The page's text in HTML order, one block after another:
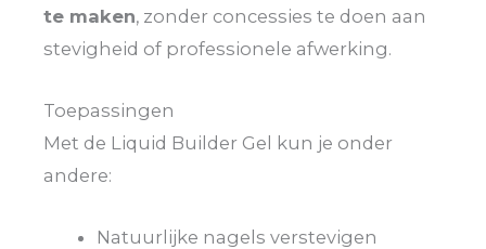
te maken, zonder concessies te doen aan
stevigheid of professionele afwerking.
Toepassingen
Met de Liquid Builder Gel kun je onder
andere:
Natuurlijke nagels verstevigen